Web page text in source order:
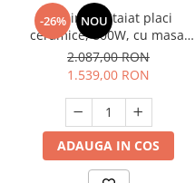
-26% NOU
Masina de taiat placi
ceramice, 800W, cu masa,
3000 Rpm, Detoolz DZ-C267
2.087,00 RON
1.539,00 RON
ADAUGA IN COS